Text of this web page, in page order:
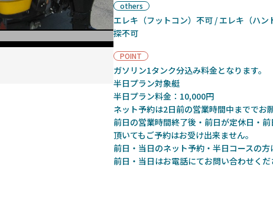
ボート側面
others
エレキ（フットコン）不可 / エレキ（ハ
探不可
POINT
ガソリン1タンク分込み料金となります。
半日プラン対象艇
半日プラン料金：10,000円
ネット予約は2日前の営業時間中まででお
前日の営業時間終了後・前日が定休日・
頂いてもご予約はお受け出来ません。
前日・当日のネット予約・半日コースの方
前日・当日はお電話にてお問い合わせくだ